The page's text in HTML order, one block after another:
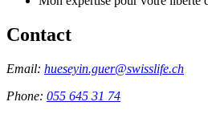
Contact
Email: hueseyin.guer@swisslife.ch
Phone: 055 645 31 74